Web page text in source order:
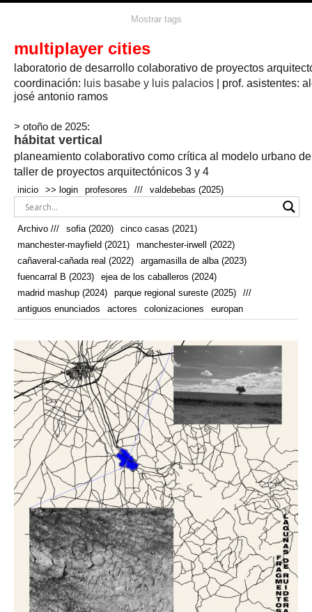
agricultura agricultura circular
arquitectura textil arte artesanía
bicicletas biodiversidad biorrefinería biotecnología bloque lineal
bodega bosque botánica caminos camping campo
cañada
real
canal cañaveral
real
cocina colaboración
autonoma
conectar
cooperativa crecimiento cueva cultivo cultivos deporte
don
quijote
ecosistema ejea de los caballeros
renovables
enterrado espacio social espacio verde
estructura europan fauna
fernández del amo festival fiesta flexibilidad fotomontaje
fuencarral b gastronomía geologia
geometrización curvas de
nivel
grúas habitar habitat hábitat hotel
infraestructura inmigración instalaciones invernadero
laguna línea del tiempo lineal longitudinal
manchester mapeo marihuana mayfield
mercado
modular modulo módulo
naturaleza negociaciones nómada nucleos olivos paisaje
paisaje productivo paneles solares paragüas parking pasarelas
pintura plantas plegable prefabricado presa private producción
productivo protección de los ecosistemas
pueblo de
colonización
rave recorrido regadío
regeneración
remolacha
retiro rio ruina ruinas sistema social
sociedad
sombra
sostenibilidad sota tecnología tejido
telas
temporalidad
temporeros territorio tiempo tierra torre
torres trabajo trama urbana transporte turismo urbanismo
vegetacion vegetación vertedero viñedos vino visión
vision vivienda vivienda adosada vivienda en
altura vivienda minima vivienda social vivienda temporal
yoga
Mostrar tags
multiplayer cities
laboratorio de desarrollo colaborativo de proyectos
coordinación: luis basabe y luis palacios | prof. asistentes:
josé antonio ramos
> otoño de 2025:
hábitat vertical
planeamiento colaborativo como crítica al modelo urbano
taller de proyectos arquitectónicos 3 y 4
inicio >> login profesores /// valdebebas (2025)
Archivo /// sofia (2020)
cinco casas (2021)
manchester-mayfield (2021)
manchester-irwell (2022)
cañaveral-cañada real (2022)
argamasilla de alba (2023)
fuencarral B (2023)
ejea de los caballeros (2024)
madrid mashup (2024)
parque regional sureste (2025)
///
antiguos enunciados
actores colonizaciones europan